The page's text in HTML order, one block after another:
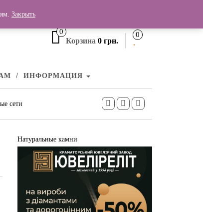
0
Корзина 0 грн.
0
ИНФОРМАЦИЯ
сети
Натуральные камни
Закрыть